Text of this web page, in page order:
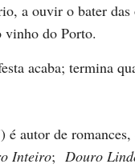
a ouvir o bater das
vinho do Porto.
acaba; termina
é autor de
Inteiro;Douro